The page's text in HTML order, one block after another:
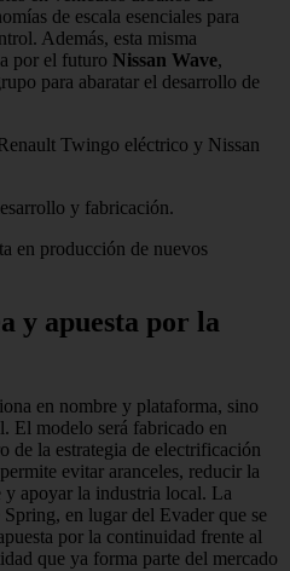
de escala esenciales para
Además, esta misma
por el futuro Nissan Wave,
para abaratar el desarrollo de
Twingo eléctrico y Nissan
y fabricación.
en producción de nuevos
y apuesta por la
en nombre y plataforma, sino
El modelo será fabricado en
de la estrategia de electrificación
evitar aranceles, reducir la
y apoyar la industria local. La
en lugar del Evader que se
por la continuidad frente al
que ya forma parte del mercado